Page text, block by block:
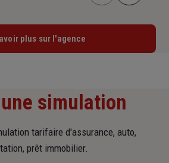
plus sur l'agence
une simulation
tarifaire d'assurance, auto,
prêt immobilier.